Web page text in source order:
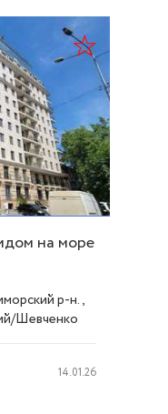
на море
р-н.,
Шевченко
14.01.26